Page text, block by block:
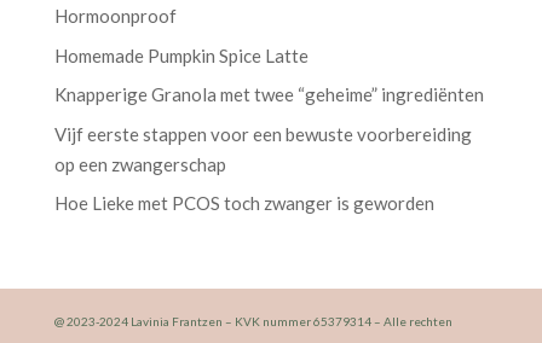
Hormoonproof
Homemade Pumpkin Spice Latte
Knapperige Granola met twee “geheime” ingrediënten
Vijf eerste stappen voor een bewuste voorbereiding
op een zwangerschap
Hoe Lieke met PCOS toch zwanger is geworden
@ 2023-2024 Lavinia Frantzen – KVK nummer 65379314 – Alle rechten